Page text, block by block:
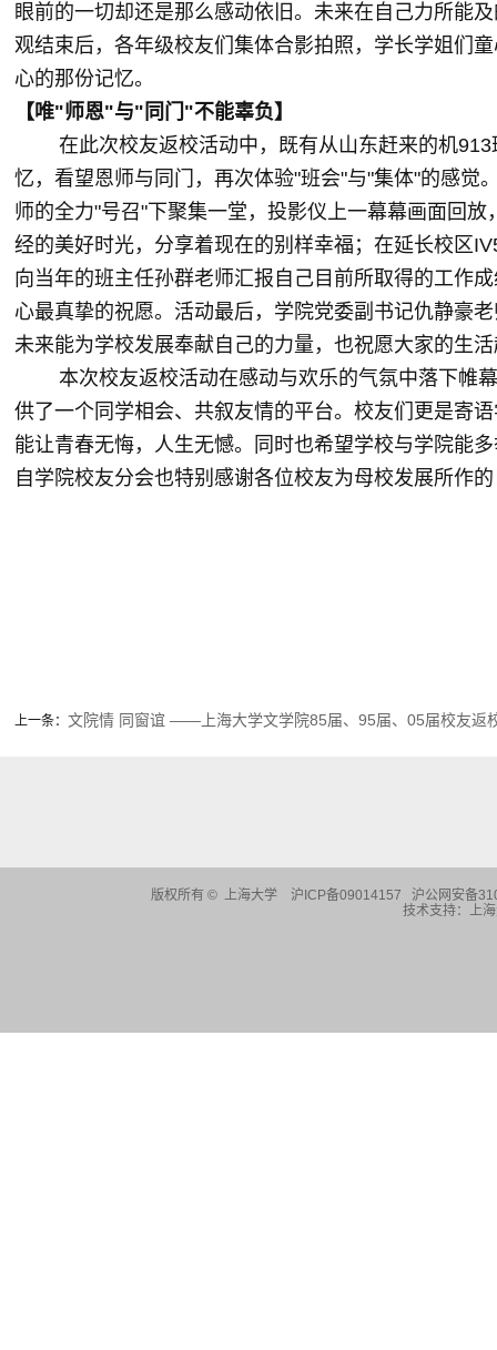
眼前的一切却还是那么感动依旧。未来在自己力所能
观结束后，各年级校友们集体合影拍照，学长学姐们
心的那份记忆。
【唯"师恩"与"同门"不能辜负】
在此次校友返校活动中，既有从山东赶来的机913
忆，看望恩师与同门，再次体验"班会"与"集体"的感觉
师的全力"号召"下聚集一堂，投影仪上一幕幕画面回
经的美好时光，分享着现在的别样幸福；在延长校区
向当年的班主任孙群老师汇报自己目前所取得的工作
心最真挚的祝愿。活动最后，学院党委副书记仇静豪
未来能为学校发展奉献自己的力量，也祝愿大家的生
本次校友返校活动在感动与欢乐的气氛中落下帷幕
供了一个同学相会、共叙友情的平台。校友们更是寄
能让青春无悔，人生无憾。同时也希望学校与学院能
自学院校友分会也特别感谢各位校友为母校发展所作
上一条： 文院情 同窗谊 ——上海大学文学院85届、95届、05届校友返
版权所有 © 上海大学
沪ICP备09014157 沪公网安备
技术支持：上